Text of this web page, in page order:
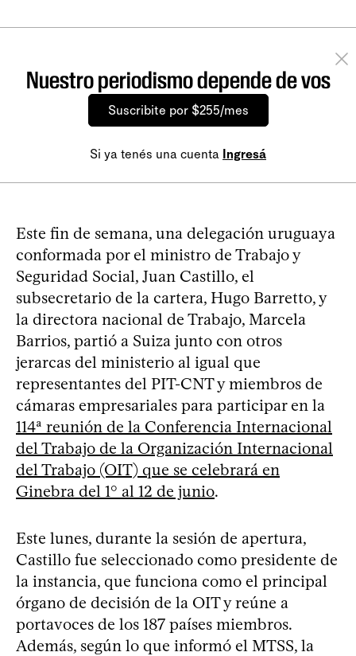
Nuestro periodismo depende de vos
Suscribite por $255/mes
Si ya tenés una cuenta Ingresá
Este fin de semana, una delegación uruguaya
conformada por el ministro de Trabajo y
Seguridad Social, Juan Castillo, el
subsecretario de la cartera, Hugo Barretto, y
la directora nacional de Trabajo, Marcela
Barrios, partió a Suiza junto con otros
jerarcas del ministerio al igual que
representantes del PIT-CNT y miembros de
cámaras empresariales para participar en la
114ª reunión de la Conferencia Internacional
del Trabajo de la Organización Internacional
del Trabajo (OIT) que se celebrará en
Ginebra del 1° al 12 de junio.
Este lunes, durante la sesión de apertura,
Castillo fue seleccionado como presidente de
la instancia, que funciona como el principal
órgano de decisión de la OIT y reúne a
portavoces de los 187 países miembros.
Además, según lo que informó el MTSS, la